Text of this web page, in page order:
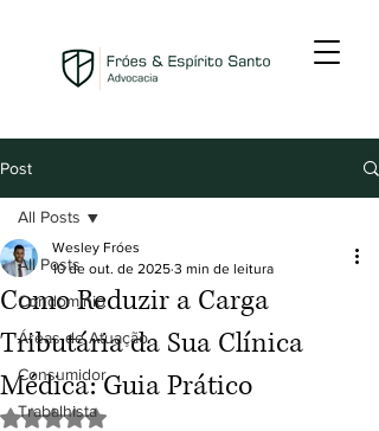
Post
All Posts
Condomínio
Áreas de Atuação
Consumidor
Trabalhista
All Posts
Como Reduzir a Carga
Tributária da Sua Clínica
Médica: Guia Prático
Wesley Fróes
10 de out. de 2025 3 min de leitura
Avaliado com NaN de 5 estrelas.